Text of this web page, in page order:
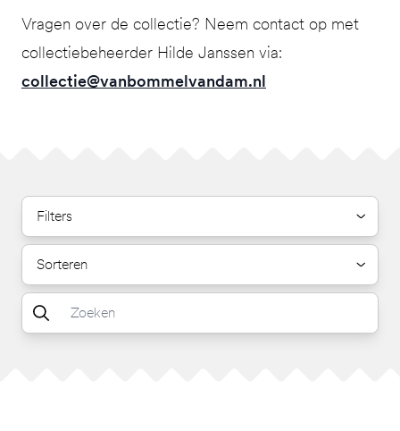
Vragen over de collectie? Neem contact op met
collectiebeheerder Hilde Janssen via:
collectie@vanbommelvandam.nl
Filters
Sorteren